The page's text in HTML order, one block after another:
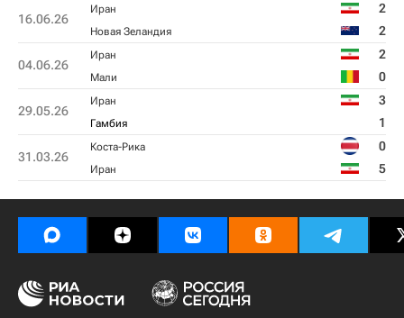
16.06.26
Иран 2
Новая Зеландия 2
04.06.26
Иран 2
Мали 0
29.05.26
Иран 3
Гамбия 1
31.03.26
Коста-Рика 0
Иран 5